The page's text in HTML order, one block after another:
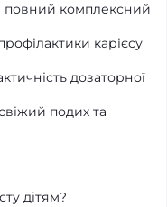
повний комплексний
карієсу
дозаторної
подих та
дітям?